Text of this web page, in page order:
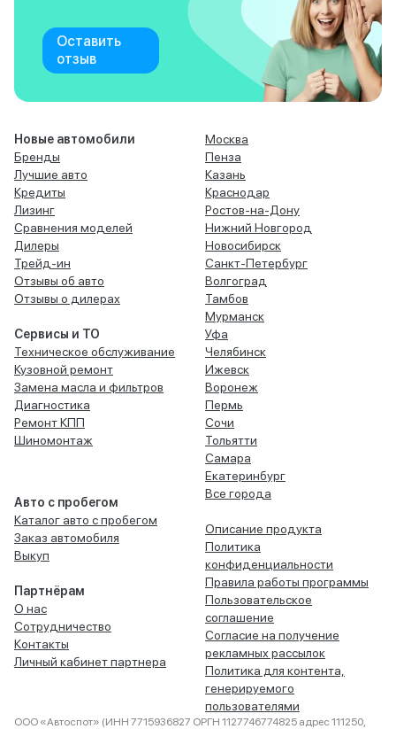
Оставить
отзыв
Новые автомобили
Бренды
Лучшие авто
Кредиты
Лизинг
Сравнения моделей
Дилеры
Трейд-ин
Отзывы об авто
Отзывы о дилерах
Сервисы и ТО
Техническое обслуживание
Кузовной ремонт
Замена масла и фильтров
Диагностика
Ремонт КПП
Шиномонтаж
Авто с пробегом
Каталог авто с пробегом
Заказ автомобиля
Выкуп
Партнёрам
О нас
Сотрудничество
Контакты
Личный кабинет партнера
Москва
Пенза
Казань
Краснодар
Ростов-на-Дону
Нижний Новгород
Новосибирск
Санкт-Петербург
Волгоград
Тамбов
Мурманск
Уфа
Челябинск
Ижевск
Воронеж
Пермь
Сочи
Тольятти
Самара
Екатеринбург
Все города
Описание продукта
Политика
конфиденциальности
Правила работы программы
Пользовательское
соглашение
Согласие на получение
рекламных рассылок
Политика для контента,
генерируемого
пользователями
ООО «Автоспот» (ИНН 7715936827 ОРГН 1127746774825 адрес 111250,